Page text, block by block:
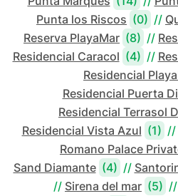
Punta los Riscos (0) //
Reserva PlayaMar (8) //
Residencial Caracol (4) //
Residencial
Residencial Puerta
Residencial Terrasol
Residencial Vista Azul (1) //
Romano Palace
Sand Diamante (4) //
// Sirena del mar (5) //